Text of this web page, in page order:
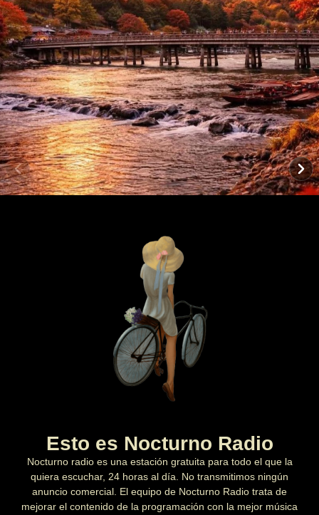
Esto es Nocturno Radio
Nocturno radio es una estación gratuita para todo el que la
quiera escuchar, 24 horas al día. No transmitimos ningún
anuncio comercial. El equipo de Nocturno Radio trata de
mejorar el contenido de la programación con la mejor música